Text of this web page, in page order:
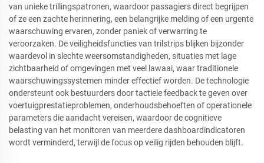
van unieke trillingspatronen, waardoor passagiers direct begrijpen
of ze een zachte herinnering, een belangrijke melding of een urgente
waarschuwing ervaren, zonder paniek of verwarring te
veroorzaken. De veiligheidsfuncties van trilstrips blijken bijzonder
waardevol in slechte weersomstandigheden, situaties met lage
zichtbaarheid of omgevingen met veel lawaai, waar traditionele
waarschuwingssystemen minder effectief worden. De technologie
ondersteunt ook bestuurders door tactiele feedback te geven over
voertuigprestatieproblemen, onderhoudsbehoeften of operationele
parameters die aandacht vereisen, waardoor de cognitieve
belasting van het monitoren van meerdere dashboardindicatoren
wordt verminderd, terwijl de focus op veilig rijden behouden blijft.